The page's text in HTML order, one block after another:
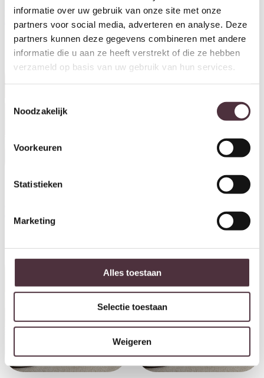
informatie over uw gebruik van onze site met onze
partners voor social media, adverteren en analyse. Deze
partners kunnen deze gegevens combineren met andere
informatie die u aan ze heeft verstrekt of die ze hebben
verzameld op basis van uw gebruik van hun services.
Noodzakelijk
Voorkeuren
Statistieken
Marketing
Alles toestaan
Selectie toestaan
Weigeren
lades Naturel Mangohout 55 cm
449,00
Starfurn Boekenkast Britt
Naturel Mangohout 150 cm
€1.099,00
449,00
Starfurn Boekenkast Dakota met